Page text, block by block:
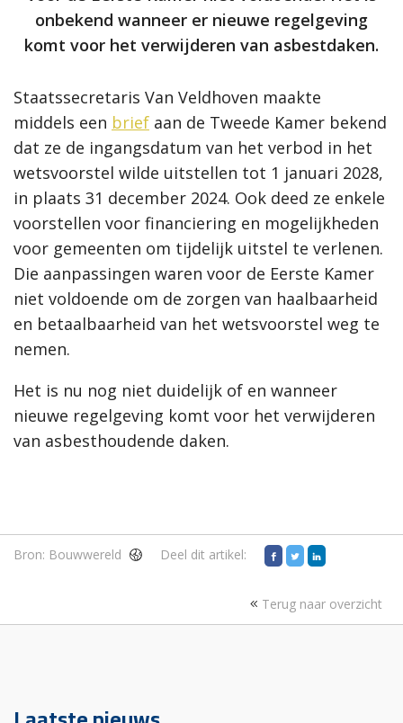
onbekend wanneer er nieuwe regelgeving
komt voor het verwijderen van asbestdaken.
Staatssecretaris Van Veldhoven maakte
middels een brief aan de Tweede Kamer bekend
dat ze de ingangsdatum van het verbod in het
wetsvoorstel wilde uitstellen tot 1 januari 2028,
in plaats 31 december 2024. Ook deed ze enkele
voorstellen voor financiering en mogelijkheden
voor gemeenten om tijdelijk uitstel te verlenen.
Die aanpassingen waren voor de Eerste Kamer
niet voldoende om de zorgen van haalbaarheid
en betaalbaarheid van het wetsvoorstel weg te
nemen.
Het is nu nog niet duidelijk of en wanneer
nieuwe regelgeving komt voor het verwijderen
van asbesthoudende daken.
Bron: Bouwwereld Deel dit artikel:
Terug naar overzicht